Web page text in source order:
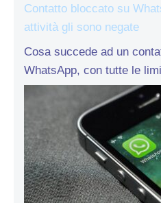
Contatto bloccato su
attività gli sono negate
Cosa succede ad un
WhatsApp, con tutte le